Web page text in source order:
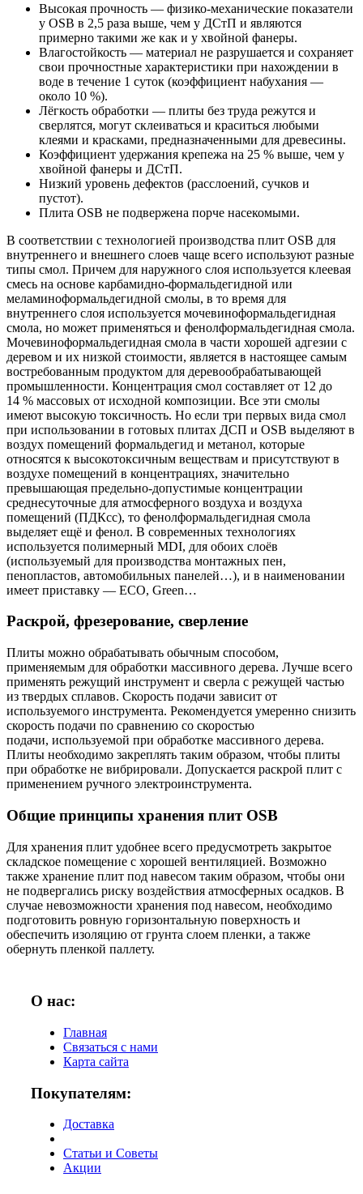
Высокая прочность — физико-механические показатели
у OSB в 2,5 раза выше, чем у ДСтП и являются
примерно такими же как и у хвойной фанеры.
Влагостойкость — материал не разрушается и сохраняет
свои прочностные характеристики при нахождении в
воде в течение 1 суток (коэффициент набухания —
около 10 %).
Лёгкость обработки — плиты без труда режутся и
сверлятся, могут склеиваться и краситься любыми
клеями и красками, предназначенными для древесины.
Коэффициент удержания крепежа на 25 % выше, чем у
хвойной фанеры и ДСтП.
Низкий уровень дефектов (расслоений, сучков и
пустот).
Плита OSB не подвержена порче насекомыми.
В соответствии с технологией производства плит ОSВ для
внутреннего и внешнего слоев чаще всего используют разные
типы смол. Причем для наружного слоя используется клеевая
смесь на основе карбамидно-формальдегидной или
меламиноформальдегидной смолы, в то время для
внутреннего слоя используется мочевиноформальдегидная
смола, но может применяться и фенолформальдегидная смола.
Мочевиноформальдегидная смола в части хорошей адгезии с
деревом и их низкой стоимости, является в настоящее самым
востребованным продуктом для деревообрабатывающей
промышленности. Концентрация смол составляет от 12 до
14 % массовых от исходной композиции. Все эти смолы
имеют высокую токсичность. Но если три первых вида смол
при использовании в готовых плитах ДСП и OSB выделяют в
воздух помещений формальдегид и метанол, которые
относятся к высокотоксичным веществам и присутствуют в
воздухе помещений в концентрациях, значительно
превышающая предельно-допустимые концентрации
среднесуточные для атмосферного воздуха и воздуха
помещений (ПДКсс), то фенолформальдегидная смола
выделяет ещё и фенол. В современных технологиях
используется полимерный MDI, для обоих слоёв
(используемый для производства монтажных пен,
пенопластов, автомобильных панелей…), и в наименовании
имеет приставку — ECO, Green…
Раскрой, фрезерование, сверление
Плиты можно обрабатывать обычным способом,
применяемым для обработки массивного дерева. Лучше всего
применять режущий инструмент и сверла с режущей частью
из твердых сплавов. Скорость подачи зависит от
используемого инструмента. Рекомендуется умеренно снизить
скорость подачи по сравнению со скоростью
подачи, используемой при обработке массивного дерева.
Плиты необходимо закреплять таким образом, чтобы плиты
при обработке не вибрировали. Допускается раскрой плит с
применением ручного электроинструмента.
Общие принципы хранения плит OSB
Для хранения плит удобнее всего предусмотреть закрытое
складское помещение с хорошей вентиляцией. Возможно
также хранение плит под навесом таким образом, чтобы они
не подвергались риску воздействия атмосферных осадков. В
случае невозможности хранения под навесом, необходимо
подготовить ровную горизонтальную поверхность и
обеспечить изоляцию от грунта слоем пленки, а также
обернуть пленкой паллету.
О нас:
Главная
Связаться с нами
Карта сайта
Покупателям:
Доставка
Статьи и Советы
Акции